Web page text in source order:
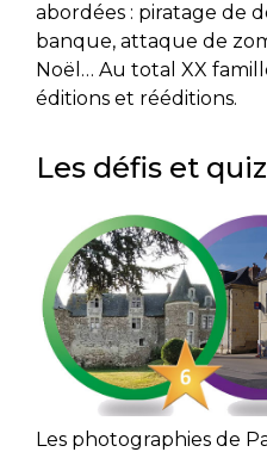
abordées : piratage de
banque, attaque de
Noël… Au total XX
éditions et rééditions.
Les défis et
Les photographies de